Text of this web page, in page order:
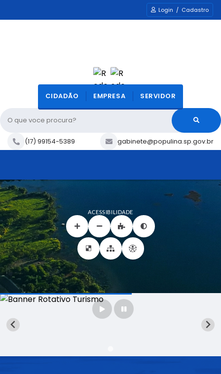
Login / Cadastro
O que voce procura?
CIDADÃO EMPRESA SERVIDOR
(17) 99154-5389 gabinete@populina.sp.gov.br
ACESSIBILIDADE